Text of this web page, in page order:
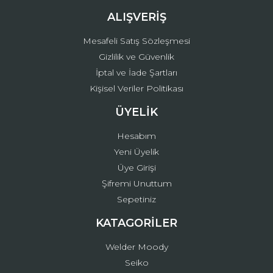
ALIŞVERİŞ
Mesafeli Satış Sözleşmesi
Gizlilik ve Güvenlik
İptal ve İade Şartları
Kişisel Veriler Politikası
ÜYELİK
Hesabım
Yeni Üyelik
Üye Girişi
Şifremi Unuttum
Sepetiniz
KATAGORİLER
Welder Moody
Seiko